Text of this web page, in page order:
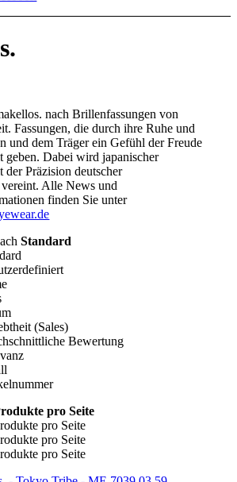
nach Brillenfassungen von
Fassungen, die durch ihre Ruhe und
und dem Träger ein Gefühl der Freude
geben. Dabei wird japanischer
Präzision deutscher
Alle News und
finden Sie unter
Standard
(Sales)
Bewertung
pro Seite
pro Seite
pro Seite
pro Seite